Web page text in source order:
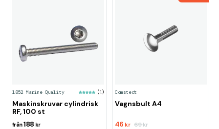
1852 Marine Quality (1)
Maskinskruvar cylindrisk
RF, 100 st
från188 kr
Comstedt
Vagnsbult A4
46 kr 69kr